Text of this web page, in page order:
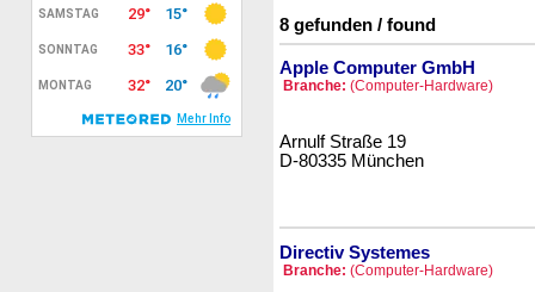
8 gefunden / found
Apple Computer GmbH
Branche: (Computer-Hardware)
Arnulf Straße 19
D-80335 München
Directiv Systemes
Branche: (Computer-Hardware)